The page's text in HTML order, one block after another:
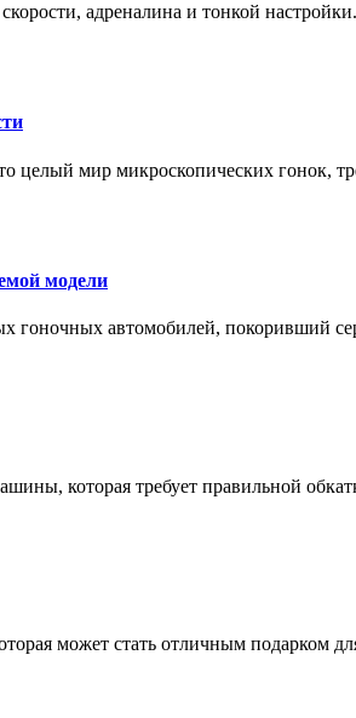
адреналина и тонкой настройки.
целый мир микроскопических гонок,
модели
гоночных автомобилей, покоривший
которая требует правильной
может стать отличным подарком